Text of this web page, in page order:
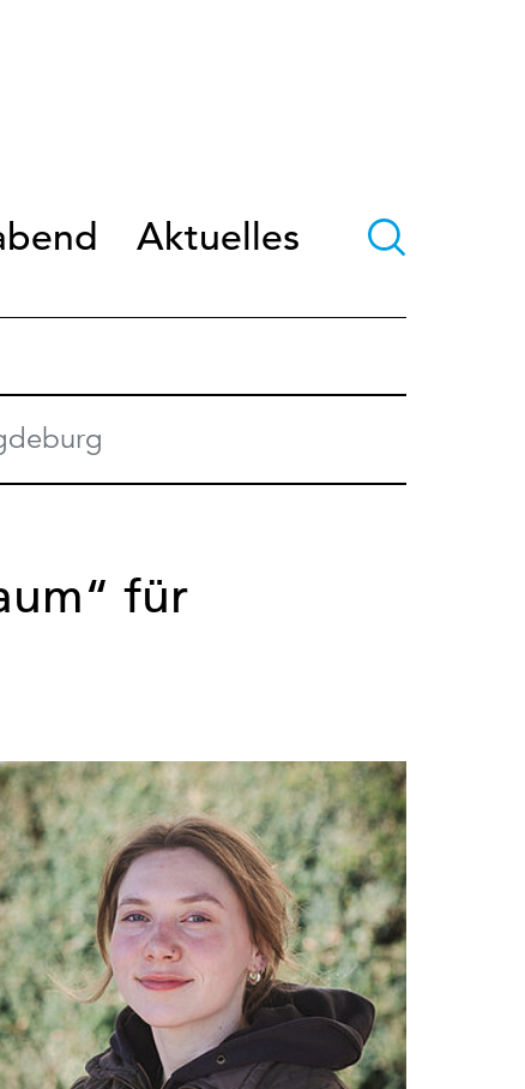
Aktuelles
für